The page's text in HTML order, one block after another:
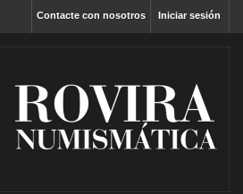
Iniciar sesión
Contacte con nosotros